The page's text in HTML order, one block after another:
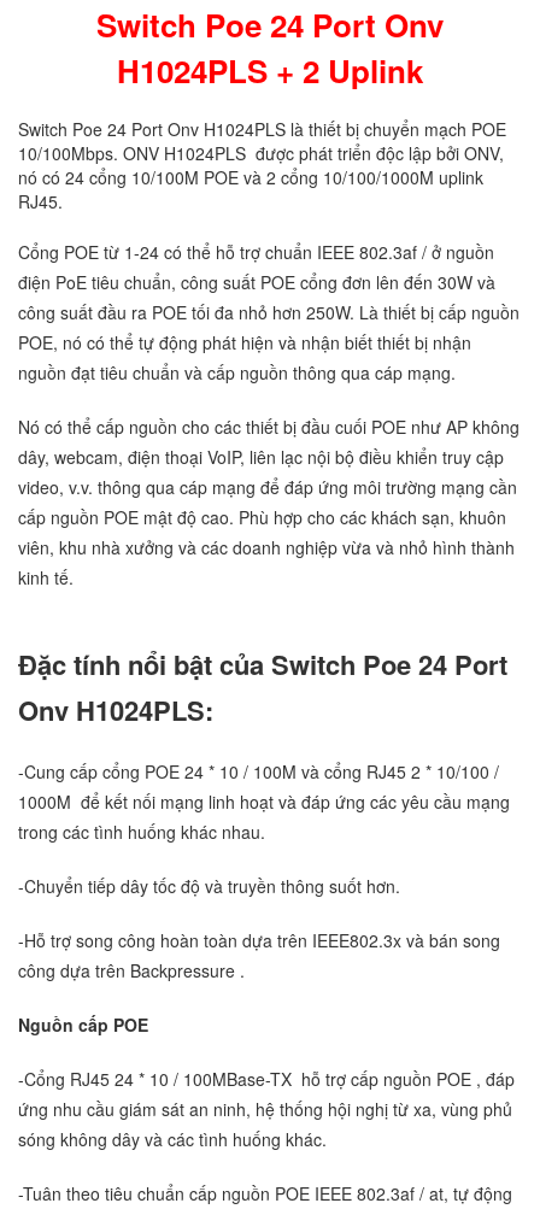
Switch Poe 24 Port Onv
H1024PLS + 2 Uplink​
Switch Poe 24 Port Onv H1024PLS là thiết bị chuyển mạch POE
10/100Mbps. ONV H1024PLS được phát triển độc lập bởi ONV,
nó có 24 cổng 10/100M POE và 2 cổng 10/100/1000M uplink
RJ45.
Cổng POE từ 1-24 có thể hỗ trợ chuẩn IEEE 802.3af / ở nguồn
điện PoE tiêu chuẩn, công suất POE cổng đơn lên đến 30W và
công suất đầu ra POE tối đa nhỏ hơn 250W. Là thiết bị cấp nguồn
POE, nó có thể tự động phát hiện và nhận biết thiết bị nhận
nguồn đạt tiêu chuẩn và cấp nguồn thông qua cáp mạng.
Nó có thể cấp nguồn cho các thiết bị đầu cuối POE như AP không
dây, webcam, điện thoại VoIP, liên lạc nội bộ điều khiển truy cập
video, v.v. thông qua cáp mạng để đáp ứng môi trường mạng cần
cấp nguồn POE mật độ cao. Phù hợp cho các khách sạn, khuôn
viên, khu nhà xưởng và các doanh nghiệp vừa và nhỏ hình thành
kinh tế.
Đặc tính nổi bật của Switch Poe 24 Port
Onv H1024PLS:
-Cung cấp cổng POE 24 * 10 / 100M và cổng RJ45 2 * 10/100 /
1000M để kết nối mạng linh hoạt và đáp ứng các yêu cầu mạng
trong các tình huống khác nhau.
-Chuyển tiếp dây tốc độ và truyền thông suốt hơn.
-Hỗ trợ song công hoàn toàn dựa trên IEEE802.3x và bán song
công dựa trên Backpressure .
Nguồn cấp POE
-Cổng RJ45 24 * 10 / 100MBase-TX hỗ trợ cấp nguồn POE , đáp
ứng nhu cầu giám sát an ninh, hệ thống hội nghị từ xa, vùng phủ
sóng không dây và các tình huống khác.
-Tuân theo tiêu chuẩn cấp nguồn POE IEEE 802.3af / at, tự động